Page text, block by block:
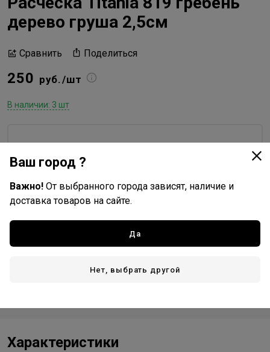
дерево груша 2,5см
Сравнить Поделиться
250 руб./шт
В наличии: 3 шт
Все товары бренда
Россия - страна бренда
Китай - страна производства
Характеристики
Ваш город ?
Важно! От выбранного города зависят, наличие и
доставка товаров на сайте.
Да
Нет, выбрать другой